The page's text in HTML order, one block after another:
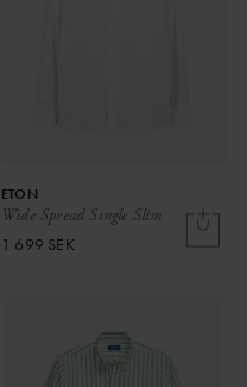
Wide Spread Single Slim
ETON
1 699 SEK